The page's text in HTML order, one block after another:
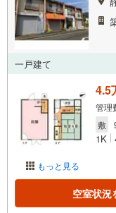
一戸建て
もっと見る
4.5
管理
敷
1K
空室状況